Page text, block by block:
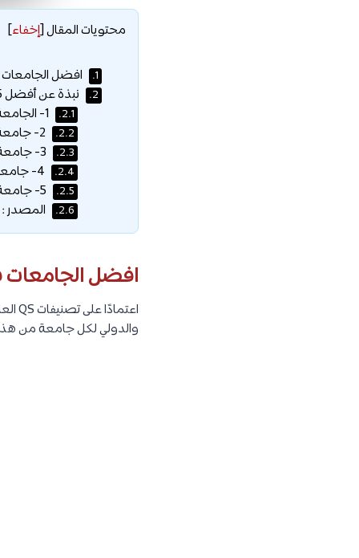
محتويات المقال[إخفاء]
1. افضل
2. نبذة عن أفضل 5 جامعات في مصر :
2.1.
2.2.
2.3.
2.4.
2.5.
2.6. المصدر :
افضل
والدولي لكل جامعة من هذه